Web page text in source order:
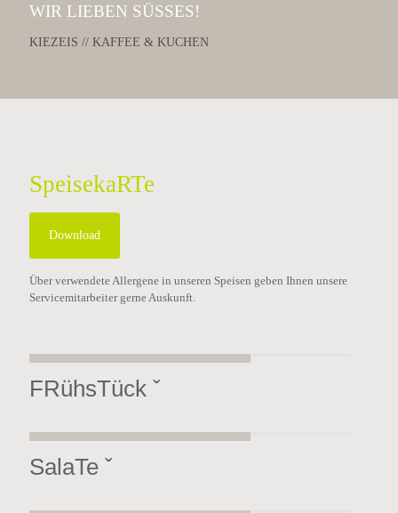
WIR LIEBEN SÜSSES!
KIEZEIS // KAFFEE & KUCHEN
SpeisekaRTe
Download
Über verwendete Allergene in unseren Speisen geben Ihnen unsere
Servicemitarbeiter gerne Auskunft.
FRühsTück ˇ
SalaTe ˇ